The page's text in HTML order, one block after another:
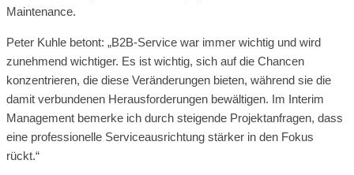
Maintenance.
Peter Kuhle betont: „B2B-Service war immer wichtig und wird
zunehmend wichtiger. Es ist wichtig, sich auf die Chancen
konzentrieren, die diese Veränderungen bieten, während sie die
damit verbundenen Herausforderungen bewältigen. Im Interim
Management bemerke ich durch steigende Projektanfragen, dass
eine professionelle Serviceausrichtung stärker in den Fokus
rückt.“